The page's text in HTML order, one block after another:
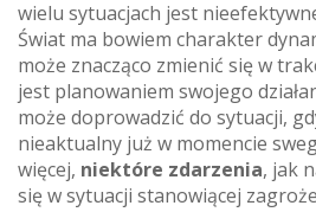
wielu sytuacjach jest
Świat ma bowiem charakter
może znacząco zmienić się w
jest planowaniem swojego
może doprowadzić do sytuacji,
nieaktualny już w momencie
więcej, niektóre zdarzenia, jak
się w sytuacji stanowiącej